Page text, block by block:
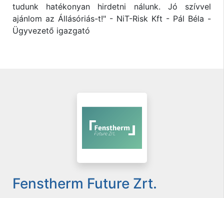
tudunk hatékonyan hirdetni nálunk. Jó szívvel
ajánlom az Állásóriás-t!" - NiT-Risk Kft - Pál Béla -
Ügyvezető igazgató
Fenstherm Future Zrt.